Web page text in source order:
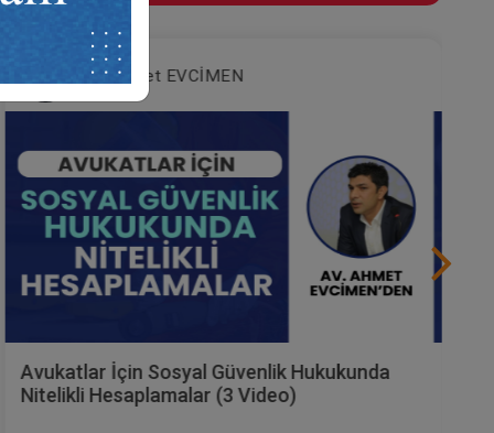
Av. Ahmet EVCİMEN
Avukatlar İçin Sosyal Güvenlik Hukukunda
Nitelikli Hesaplamalar (3 Video)